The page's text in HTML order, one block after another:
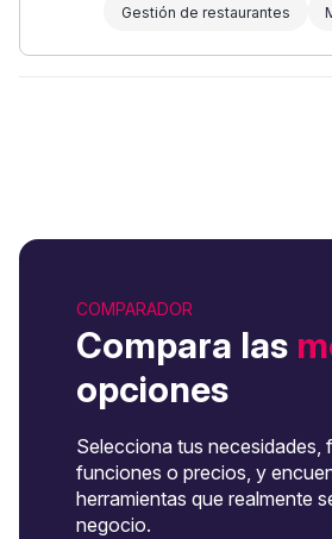
Gestión de restaurantes
COMPARADOR
Compara las
opciones
Selecciona tus necesidades,
funciones o precios, y
herramientas que realmente
negocio.